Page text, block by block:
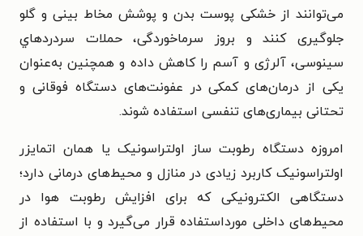
می‌توانند از خشکی پوست بدن و پوشش مخاط بینی و گلو
جلوگیری کنند و بروز سرماخوردگی، حملات سردردهاي
سینوسی، آلرژی و آسم را کاهش داده و همچنین به‌عنوان
یکی از درمان‌های کمکی در عفونت‌های دستگاه فوقانی و
تحتانی بیماری‌های تنفسی استفاده شوند.
امروزه دستگاه رطوبت ساز اولتراسونیک یا همان اتمایزر
اولتراسونیک کاربرد زیادی در منازل و محیط‌های درمانی دارد؛
دستگاهی الکترونیکی که برای افزایش رطوبت هوا در
محیط‌های داخلی مورداستفاده قرار می‌گیرد و با استفاده از